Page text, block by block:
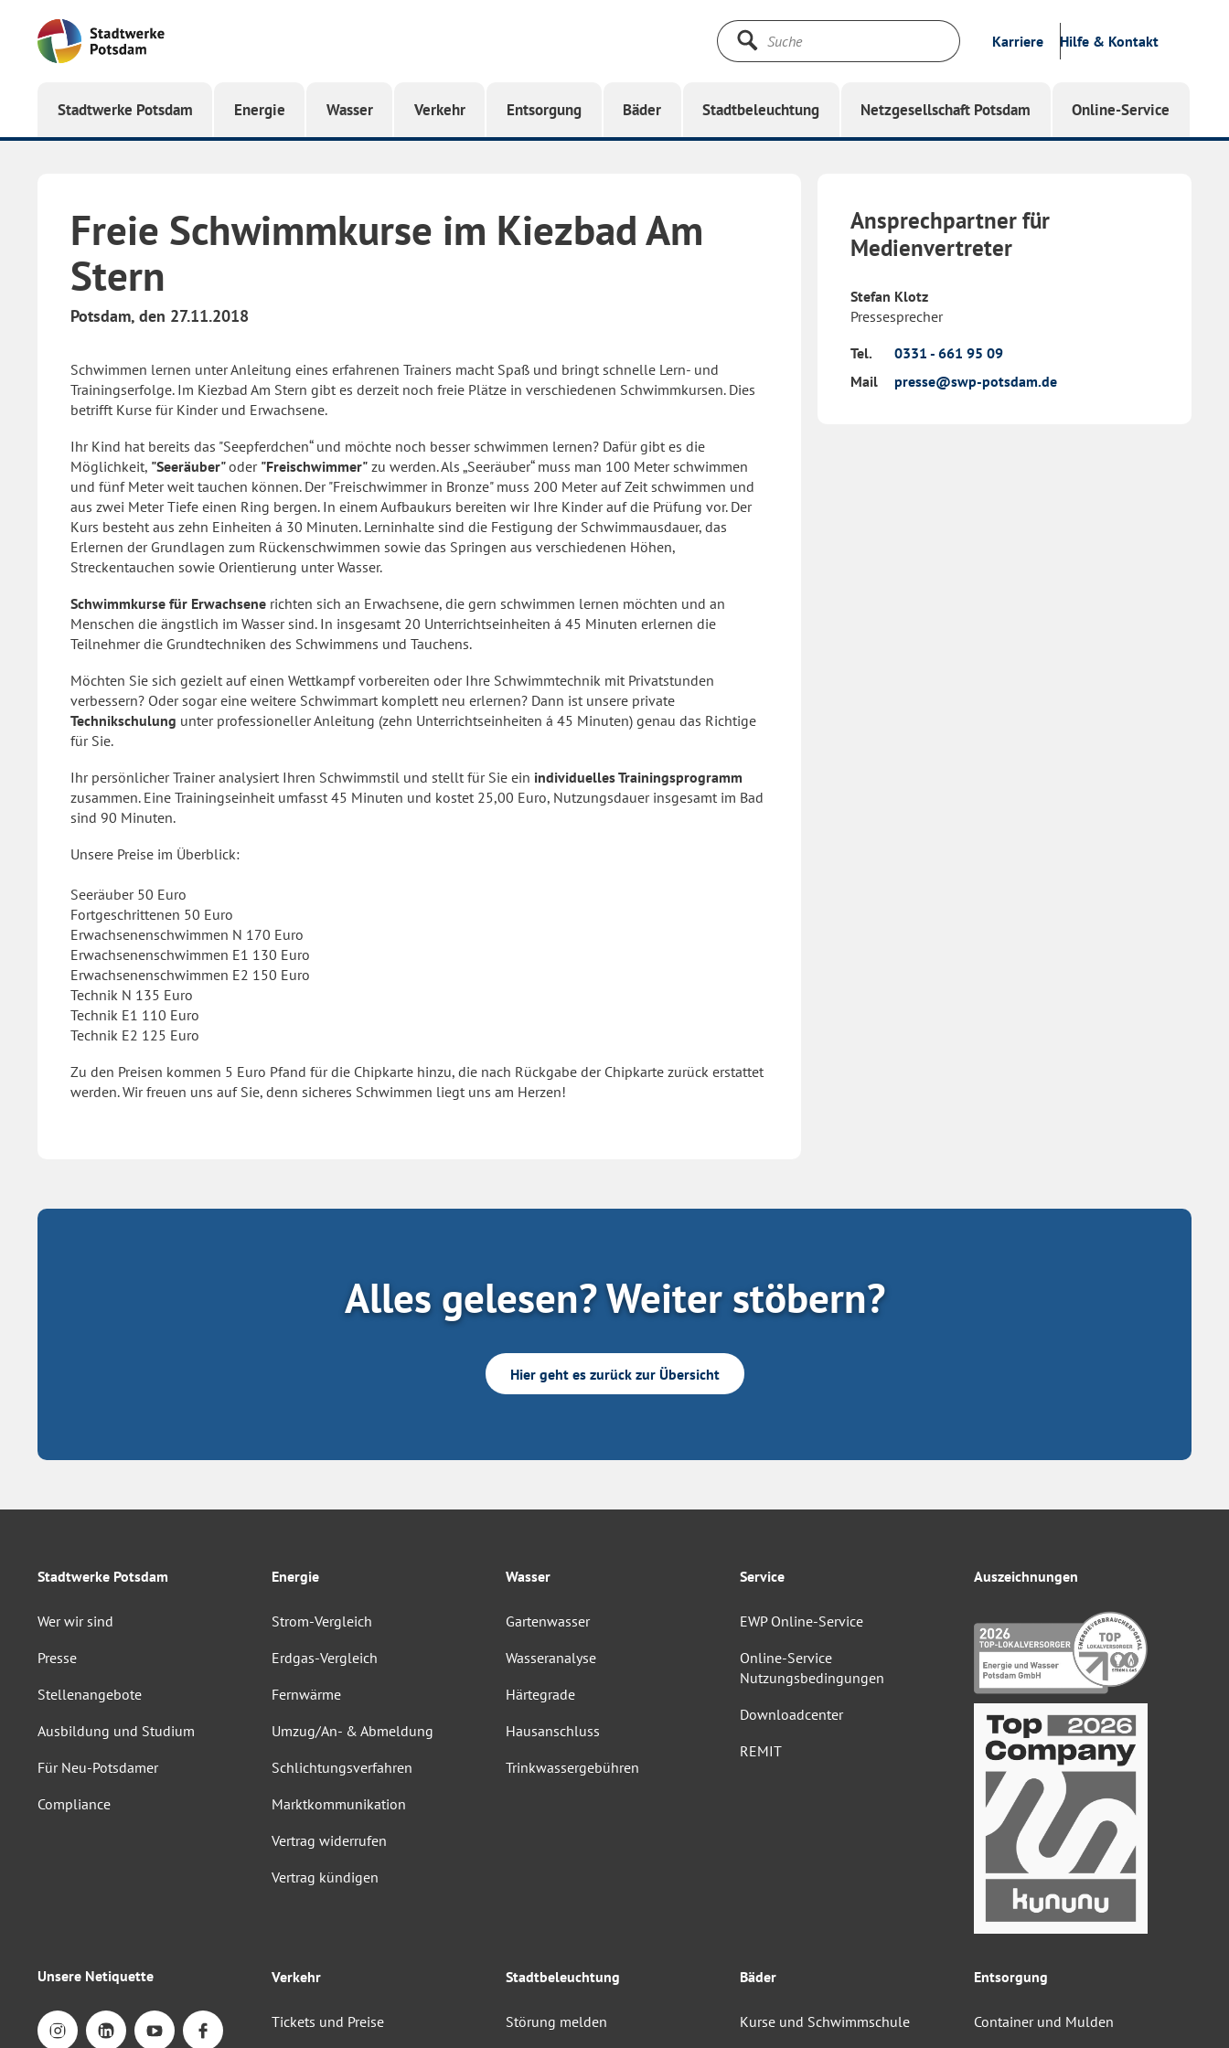
Startseite
Suche
Karriere Hilfe & Kontakt
Stadtwerke Potsdam Energie Wasser Verkehr Entsorgung Bäder Stadtbeleuchtung Netzgesellschaft Potsdam Online-Service
Freie Schwimmkurse im Kiezbad Am
Stern
Potsdam, den 27.11.2018
Schwimmen lernen unter Anleitung eines erfahrenen Trainers macht Spaß und bringt schnelle Lern- und
Trainingserfolge. Im Kiezbad Am Stern gibt es derzeit noch freie Plätze in verschiedenen Schwimmkursen. Dies
betrifft Kurse für Kinder und Erwachsene.
Ihr Kind hat bereits das "Seepferdchen“ und möchte noch besser schwimmen lernen? Dafür gibt es die
Möglichkeit, "Seeräuber"oder "Freischwimmer" zu werden. Als „Seeräuber“ muss man 100 Meter schwimmen
und fünf Meter weit tauchen können. Der "Freischwimmer in Bronze" muss 200 Meter auf Zeit schwimmen und
aus zwei Meter Tiefe einen Ring bergen. In einem Aufbaukurs bereiten wir Ihre Kinder auf die Prüfung vor. Der
Kurs besteht aus zehn Einheiten á 30 Minuten. Lerninhalte sind die Festigung der Schwimmausdauer, das
Erlernen der Grundlagen zum Rückenschwimmen sowie das Springen aus verschiedenen Höhen,
Streckentauchen sowie Orientierung unter Wasser.
Schwimmkurse für Erwachsene richten sich an Erwachsene, die gern schwimmen lernen möchten und an
Menschen die ängstlich im Wasser sind. In insgesamt 20 Unterrichtseinheiten á 45 Minuten erlernen die
Teilnehmer die Grundtechniken des Schwimmens und Tauchens.
Möchten Sie sich gezielt auf einen Wettkampf vorbereiten oder Ihre Schwimmtechnik mit Privatstunden
verbessern? Oder sogar eine weitere Schwimmart komplett neu erlernen? Dann ist unsere private
Technikschulung unter professioneller Anleitung (zehn Unterrichtseinheiten á 45 Minuten) genau das Richtige
für Sie.
Ihr persönlicher Trainer analysiert Ihren Schwimmstil und stellt für Sie ein individuelles Trainingsprogramm
zusammen. Eine Trainingseinheit umfasst 45 Minuten und kostet 25,00 Euro, Nutzungsdauer insgesamt im Bad
sind 90 Minuten.
Unsere Preise im Überblick:
Seeräuber 50 Euro
Fortgeschrittenen 50 Euro
Erwachsenenschwimmen N 170 Euro
Erwachsenenschwimmen E1 130 Euro
Erwachsenenschwimmen E2 150 Euro
Technik N 135 Euro
Technik E1 110 Euro
Technik E2 125 Euro
Zu den Preisen kommen 5 Euro Pfand für die Chipkarte hinzu, die nach Rückgabe der Chipkarte zurück erstattet
werden. Wir freuen uns auf Sie, denn sicheres Schwimmen liegt uns am Herzen!
Ansprechpartner für
Medienvertreter
Stefan Klotz
Pressesprecher
Tel.
0331 - 661 95 09
Mail
presse@swp-potsdam.de
Alles gelesen? Weiter stöbern?
Hier geht es zurück zur Übersicht
Stadtwerke Potsdam
Wer wir sind
Presse
Stellenangebote
Ausbildung und Studium
Für Neu-Potsdamer
Compliance
Energie
Strom-Vergleich
Erdgas-Vergleich
Fernwärme
Umzug/An- & Abmeldung
Schlichtungsverfahren
Marktkommunikation
Vertrag widerrufen
Vertrag kündigen
Wasser
Gartenwasser
Wasseranalyse
Härtegrade
Hausanschluss
Trinkwassergebühren
Verkehr
Tickets und Preise
Bäder
Kurse und Schwimmschule
Entsorgung
Container und Mulden
Stadtbeleuchtung
Störung melden
Service
EWP Online-Service
Online-Service
Nutzungsbedingungen
Downloadcenter
REMIT
Auszeichnungen
Unsere Netiquette